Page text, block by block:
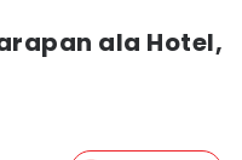
ala Hotel,